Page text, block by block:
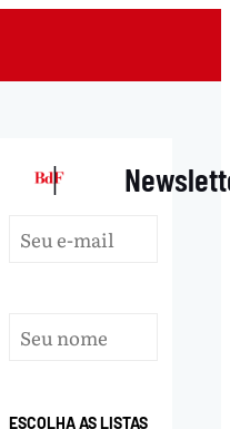
|
ESCOLHA AS LISTAS